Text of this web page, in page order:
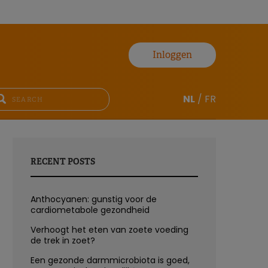
Inloggen
NL / FR
RECENT POSTS
Anthocyanen: gunstig voor de
cardiometabole gezondheid
Verhoogt het eten van zoete voeding
de trek in zoet?
Een gezonde darmmicrobiota is goed,